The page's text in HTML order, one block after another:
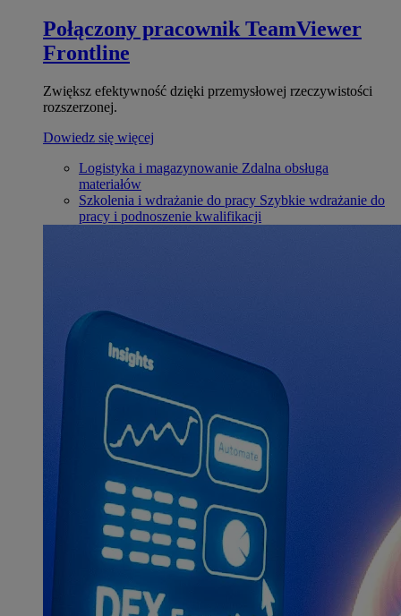
Połączony pracownik TeamViewer
Frontline
Zwiększ efektywność dzięki przemysłowej rzeczywistości
rozszerzonej.
Dowiedz się więcej
Logistyka i magazynowanie Zdalna obsługa
materiałów
Szkolenia i wdrażanie do pracy Szybkie wdrażanie do
pracy i podnoszenie kwalifikacji